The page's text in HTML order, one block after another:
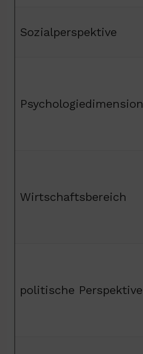
Sozialperspektive
Psychologiedimension
Wirtschaftsbereich
politische Perspektive